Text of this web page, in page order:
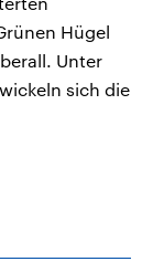
Hügel
Unter
sich die